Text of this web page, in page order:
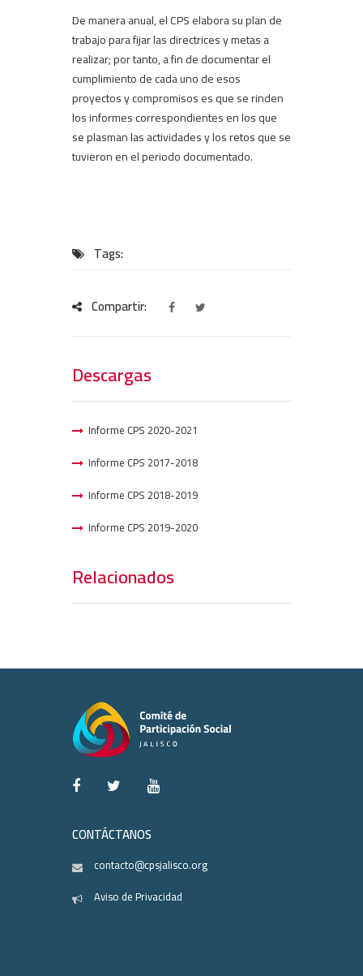
De manera anual, el CPS elabora su plan de
trabajo para fijar las directrices y metas a
realizar; por tanto, a fin de documentar el
cumplimiento de cada uno de esos
proyectos y compromisos es que se rinden
los informes correspondientes en los que
se plasman las actividades y los retos que se
tuvieron en el periodo documentado.
Tags:
Compartir:
Descargas
Informe CPS 2020-2021
Informe CPS 2017-2018
Informe CPS 2018-2019
Informe CPS 2019-2020
Relacionados
CONTÁCTANOS
contacto@cpsjalisco.org
Aviso de Privacidad